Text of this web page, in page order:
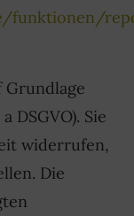
funktionen/
DSGVO). Sie
widerrufen,
Die